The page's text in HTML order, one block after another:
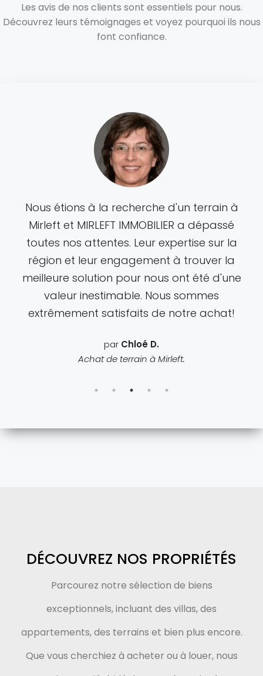
Les avis de nos clients sont essentiels pour nous.
Découvrez leurs témoignages et voyez pourquoi ils nous
font confiance.
Nous étions à la recherche d'un terrain à
Mirleft et MIRLEFT IMMOBILIER a dépassé
toutes nos attentes. Leur expertise sur la
région et leur engagement à trouver la
meilleure solution pour nous ont été d'une
valeur inestimable. Nous sommes
extrêmement satisfaits de notre achat!
par Chloé D.
Achat de terrain à Mirleft.
DÉCOUVREZ NOS PROPRIÉTÉS
Parcourez notre sélection de biens
exceptionnels, incluant des villas, des
appartements, des terrains et bien plus encore.
Que vous cherchiez à acheter ou à louer, nous